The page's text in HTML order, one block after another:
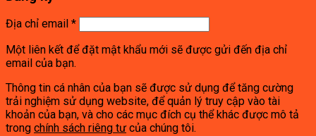
Địa chỉ email *
Một liên kết để đặt mật khẩu mới sẽ được gửi đến địa chỉ
email của bạn.
Thông tin cá nhân của bạn sẽ được sử dụng để tăng cường
trải nghiệm sử dụng website, để quản lý truy cập vào tài
khoản của bạn, và cho các mục đích cụ thể khác được mô tả
trong chính sách riêng tư của chúng tôi.